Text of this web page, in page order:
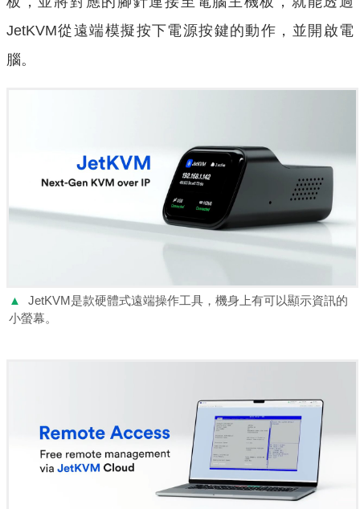
JetKVM從遠端模擬按下電源按鍵的動作，並開啟電
腦。
▲
JetKVM是款硬體式遠端操作工具，機身上有可以顯示資訊的
小螢幕。